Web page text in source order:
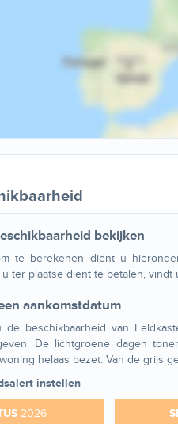
bekijken
te berekenen dient u
ter plaatse dient te betalen, vindt
aankomstdatum
beschikbaarheid van
De lichtgroene dagen
helaas bezet. Van de grijs
instellen
2026